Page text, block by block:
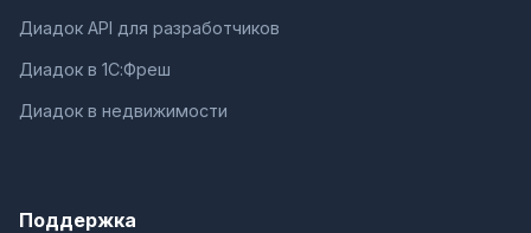
Диадок API для разработчиков
Диадок в 1С:Фреш
Диадок в недвижимости
Поддержка